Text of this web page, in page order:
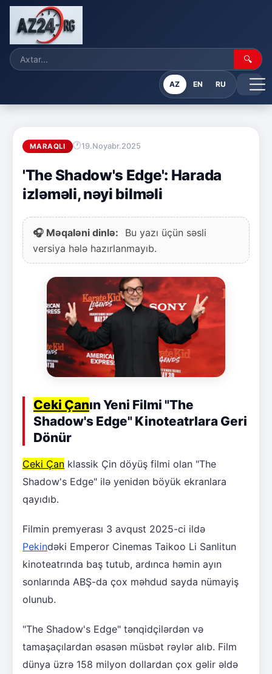
🔍
AZ EN RU
MARAQLI 19.Noyabr.2025
'The Shadow's Edge': Harada
izləməli, nəyi bilməli
🎧 Məqaləni dinlə:
Bu yazı üçün səsli
versiya hələ hazırlanmayıb.
Ceki Çanın Yeni Filmi "The
Shadow's Edge" Kinoteatrlara Geri
Dönür
Ceki Çan klassik Çin döyüş filmi olan "The
Shadow's Edge" ilə yenidən böyük ekranlara
qayıdıb.
Filmin premyerası 3 avqust 2025-ci ildə
Pekindəki Emperor Cinemas Taikoo Li Sanlitun
kinoteatrında baş tutub, ardınca həmin ayın
sonlarında ABŞ-da çox məhdud sayda nümayiş
olunub.
"The Shadow's Edge" tənqidçilərdən və
tamaşaçılardan əsasən müsbət rəylər alıb. Film
dünya üzrə 158 milyon dollardan çox gəlir əldə